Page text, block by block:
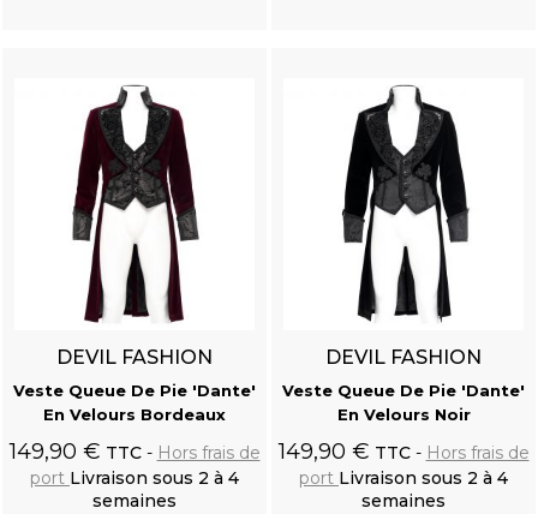
DEVIL FASHION
Veste Queue De Pie 'Dante'
En Velours Bordeaux
149,90 € TTC
Hors frais de
port Livraison sous 2 à 4
semaines
DEVIL FASHION
Veste Queue De Pie 'Dante'
En Velours Noir
149,90 € TTC
Hors frais de
port Livraison sous 2 à 4
semaines